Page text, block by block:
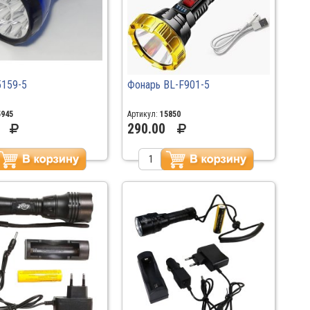
5 Фонарь BL-F901-5
Артикул: 15850
290.00